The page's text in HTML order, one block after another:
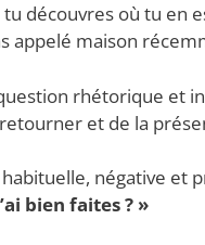
découvres où tu en
appelé maison
rhétorique et
et de la
négative et
bien faites ? »